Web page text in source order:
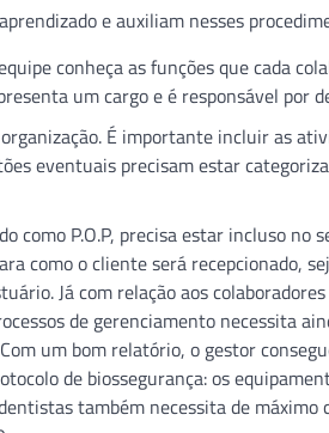
e auxiliam nesses
conheça as funções que cada
um cargo e é responsável por
É importante incluir as
eventuais precisam estar
como P.O.P, precisa estar incluso
como o cliente será recepcionado,
Já com relação aos
de gerenciamento necessita
um bom relatório, o gestor
de biossegurança: os
também necessita de máximo